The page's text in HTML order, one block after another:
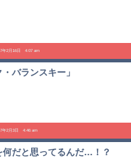
年2月16日 4:07 am
バランスキー」
年2月3日 4:46 am
だと思ってるんだ…！？